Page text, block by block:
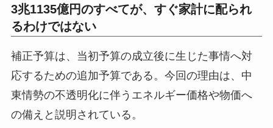
3兆1135億円のすべてが、すぐ家計に配られ
るわけではない
補正予算は、当初予算の成立後に生じた事情へ対
応するための追加予算である。今回の理由は、中
東情勢の不透明化に伴うエネルギー価格や物価へ
の備えと説明されている。